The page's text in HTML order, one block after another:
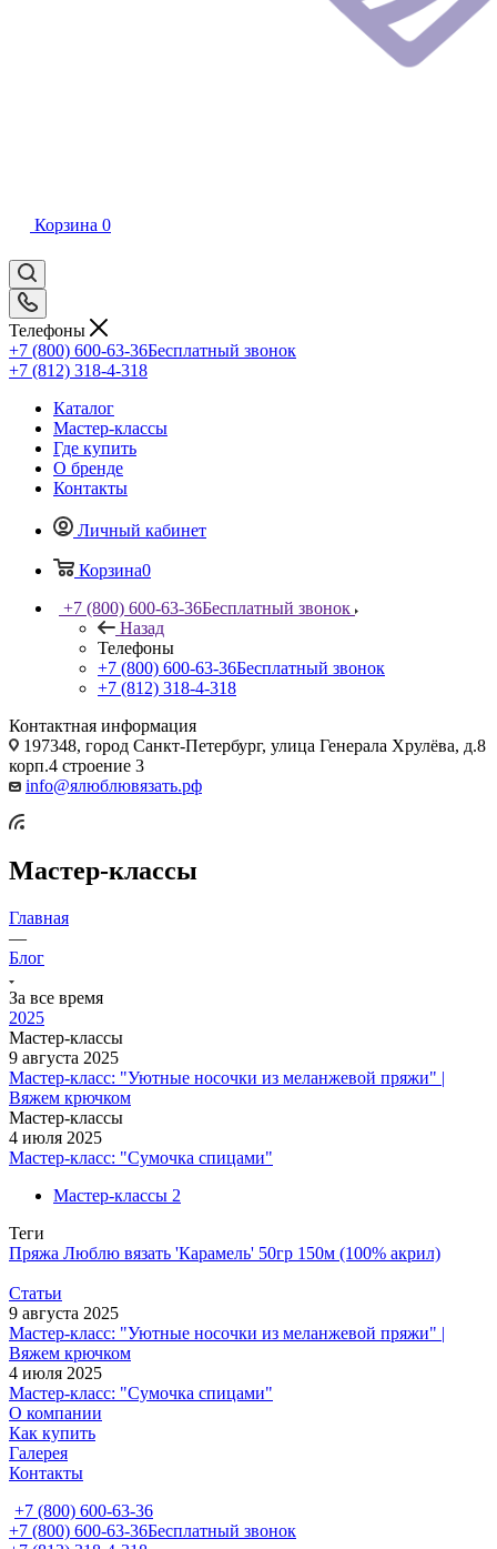
Корзина 0
Телефоны
+7 (800) 600-63-36Бесплатный звонок
+7 (812) 318-4-318
Каталог
Мастер-классы
Где купить
О бренде
Контакты
Личный кабинет
Корзина0
+7 (800) 600-63-36Бесплатный звонок
Назад
Телефоны
+7 (800) 600-63-36Бесплатный звонок
+7 (812) 318-4-318
Контактная информация
197348, город Санкт-Петербург, улица Генерала Хрулёва, д.8
корп.4 строение 3
info@ялюблювязать.рф
Мастер-классы
Главная
—
Блог
За все время
2025
Мастер-классы
9 августа 2025
Мастер-класс: "Уютные носочки из меланжевой пряжи" |
Вяжем крючком
Мастер-классы
4 июля 2025
Мастер-класс: "Сумочка спицами"
Мастер-классы 2
Теги
Пряжа Люблю вязать 'Карамель' 50гр 150м (100% акрил)
Статьи
9 августа 2025
Мастер-класс: "Уютные носочки из меланжевой пряжи" |
Вяжем крючком
4 июля 2025
Мастер-класс: "Сумочка спицами"
О компании
Как купить
Галерея
Контакты
+7 (800) 600-63-36
+7 (800) 600-63-36Бесплатный звонок